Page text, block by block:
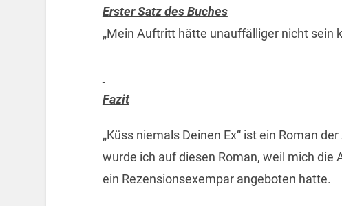
Erster Satz des Buches
„Mein Auftritt hätte unauffälliger nicht sein
Fazit
„Küss niemals Deinen Ex“ ist ein Roman
wurde ich auf diesen Roman, weil mich die
ein Rezensionsexempar angeboten hatte.